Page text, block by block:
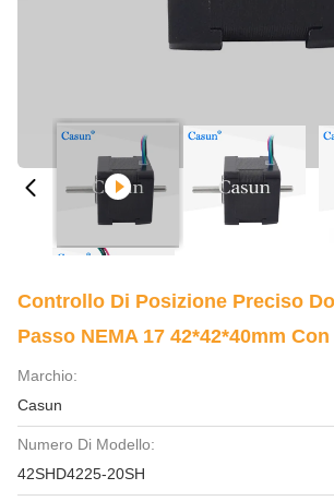
Controllo Di Posizione Preciso
Passo NEMA 17 42*42*40mm
Marchio:
Casun
Numero Di Modello:
42SHD4225-20SH